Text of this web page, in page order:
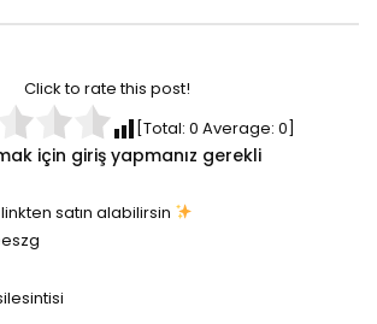
Click to rate this post!
[Total: 0 Average: 0]
için giriş yapmanız gerekli
satın alabilirsin